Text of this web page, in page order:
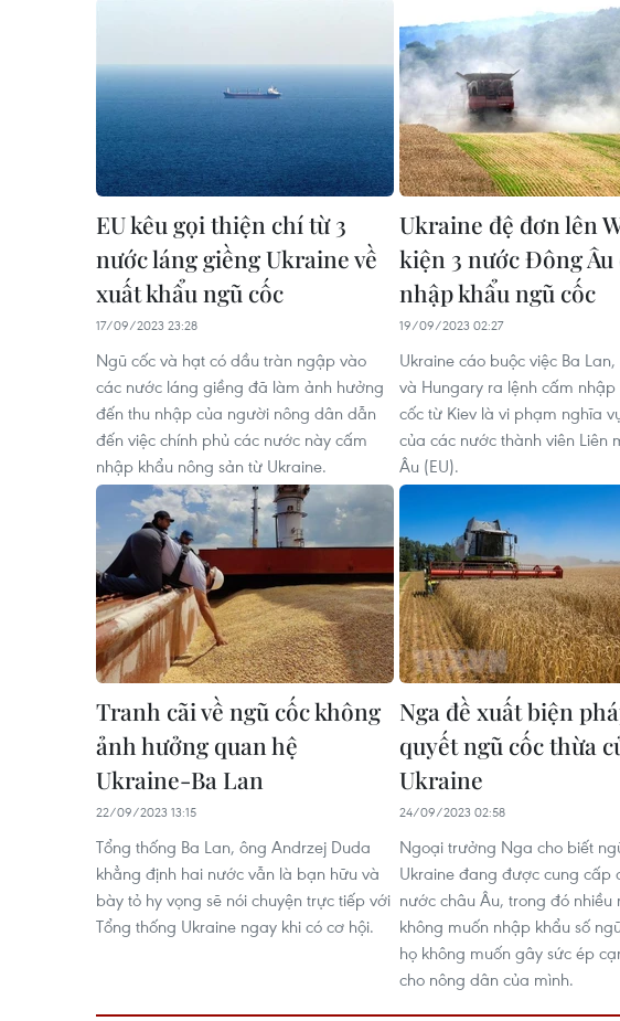
EU kêu gọi thiện chí từ 3
nước láng giềng Ukraine về
xuất khẩu ngũ cốc
17/09/2023 23:28
Ngũ cốc và hạt có dầu tràn ngập vào
các nước láng giềng đã làm ảnh hưởng
đến thu nhập của người nông dân dẫn
đến việc chính phủ các nước này cấm
nhập khẩu nông sản từ Ukraine.
Ukraine đệ đơn lên
kiện 3 nước Đông Âu
nhập khẩu ngũ cốc
19/09/2023 02:27
Ukraine cáo buộc việc Ba Lan,
và Hungary ra lệnh cấm nhập
cốc từ Kiev là vi phạm nghĩa
của các nước thành viên Liên
Âu (EU).
Tranh cãi về ngũ cốc không
ảnh hưởng quan hệ
Ukraine-Ba Lan
22/09/2023 13:15
Tổng thống Ba Lan, ông Andrzej Duda
khẳng định hai nước vẫn là bạn hữu và
bày tỏ hy vọng sẽ nói chuyện trực tiếp với
Tổng thống Ukraine ngay khi có cơ hội.
Nga đề xuất biện
quyết ngũ cốc thừa
Ukraine
24/09/2023 02:58
Ngoại trưởng Nga cho biết
Ukraine đang được cung cấp
nước châu Âu, trong đó nhiều
không muốn nhập khẩu số
họ không muốn gây sức ép
cho nông dân của mình.